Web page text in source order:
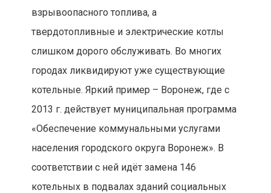
взрывоопасного топлива, а
твердотопливные и электрические котлы
слишком дорого обслуживать. Во многих
городах ликвидируют уже существующие
котельные. Яркий пример – Воронеж, где с
2013 г. действует муниципальная программа
«Обеспечение коммунальными услугами
населения городского округа Воронеж». В
соответствии с ней идёт замена 146
котельных в подвалах зданий социальных